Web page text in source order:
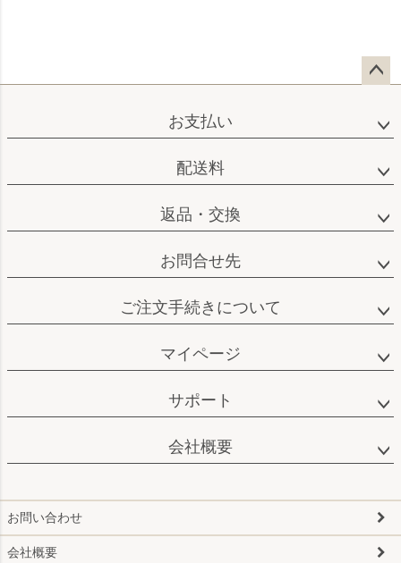
ップ
お支払い
配送料
返品・交換
お問合せ先
ご注文手続きについて
マイページ
サポート
会社概要
お問い合わせ
会社概要